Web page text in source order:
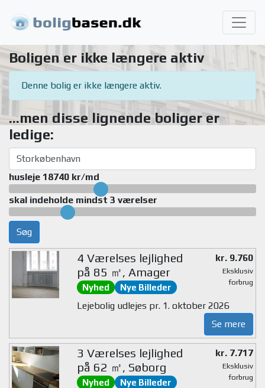
Boligen er ikke længere aktiv
Denne bolig er ikke længere aktiv.
...men disse lignende boliger er
ledige:
husleje 18740 kr/md
skal indeholde mindst 3 værelser
Søg
4 Værelses lejlighed
på 85 ㎡, Amager
Nyhed Nye Billeder
kr. 9.760
Eksklusiv
forbrug
Lejebolig udlejes pr. 1. oktober 2026
Se mere
3 Værelses lejlighed
på 62 ㎡, Søborg
Nyhed Nye Billeder
kr. 7.717
Eksklusiv
forbrug